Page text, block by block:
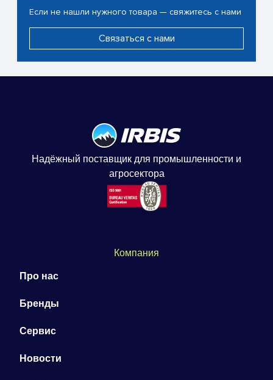
Если не нашли нужного товара — свяжитесь с нами
Связаться с нами
Надёжный поставщик для промышленности и
агросектора
Компания
Про нас
Бренды
Сервис
Новости